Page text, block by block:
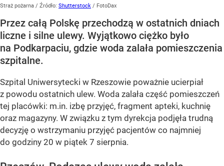
Straż pożarna / Źródło: Shutterstock / FotoDax
Przez całą Polskę przechodzą w ostatnich dniach
liczne i silne ulewy. Wyjątkowo ciężko było
na Podkarpaciu, gdzie woda zalała pomieszczenia
szpitalne.
Szpital Uniwersytecki w Rzeszowie poważnie ucierpiał
z powodu ostatnich ulew. Woda zalała część pomieszczeń
tej placówki: m.in. izbę przyjęć, fragment apteki, kuchnię
oraz magazyny. W związku z tym dyrekcja podjęła trudną
decyzję o wstrzymaniu przyjęć pacjentów co najmniej
do godziny 20 w piątek 7 sierpnia.